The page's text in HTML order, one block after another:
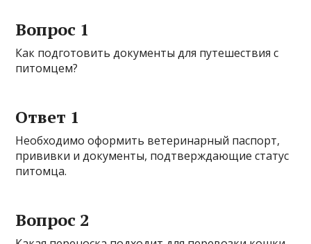
Вопрос 1
Как подготовить документы для путешествия с
питомцем?
Ответ 1
Необходимо оформить ветеринарный паспорт,
прививки и документы, подтверждающие статус
питомца.
Вопрос 2